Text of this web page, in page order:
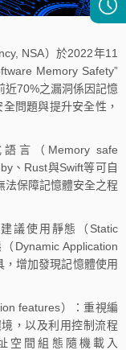
NSA）於2022年11
Memory Safety”
70%之漏洞係因記憶
問題與提升安全性，
（Memory safe
、Rust與Swift等可自
法保障記憶體安全之程
議使用靜態（Static
Dynamic Application
增加發現記憶體使用
features）：重視編
，以及利用控制流程
空間組態隨機載入